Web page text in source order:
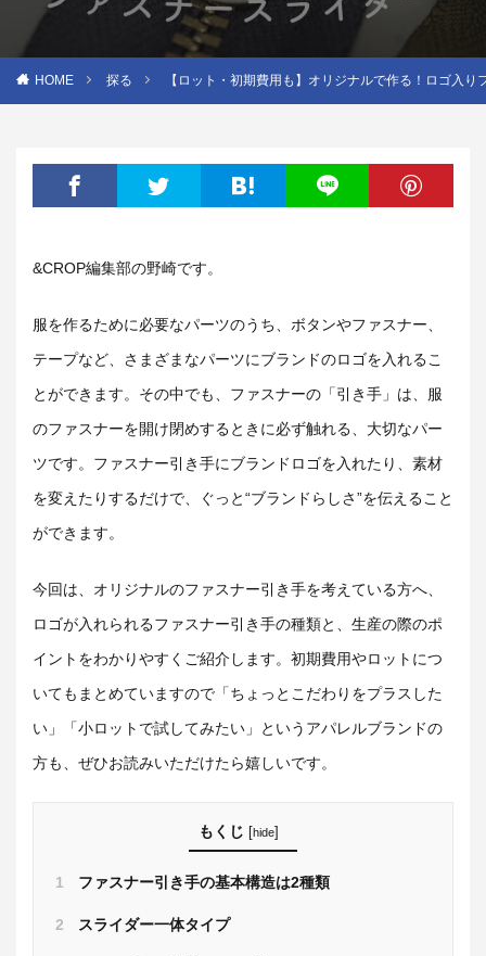
HOME 探る 【ロット・初期費用も】オリジナルで作る！ロゴ入
&CROP編集部の野崎です。
服を作るために必要なパーツのうち、ボタンやファスナー、
テープなど、さまざまなパーツにブランドのロゴを入れるこ
とができます。その中でも、ファスナーの「引き手」は、服
のファスナーを開け閉めするときに必ず触れる、大切なパー
ツです。ファスナー引き手にブランドロゴを入れたり、素材
を変えたりするだけで、ぐっと“ブランドらしさ”を伝えること
ができます。
今回は、オリジナルのファスナー引き手を考えている方へ、
ロゴが入れられるファスナー引き手の種類と、生産の際のポ
イントをわかりやすくご紹介します。初期費用やロットにつ
いてもまとめていますので「ちょっとこだわりをプラスした
い」「小ロットで試してみたい」というアパレルブランドの
方も、ぜひお読みいただけたら嬉しいです。
もくじ hide]
1 ファスナー引き手の基本構造は2種類
2 スライダー一体タイプ